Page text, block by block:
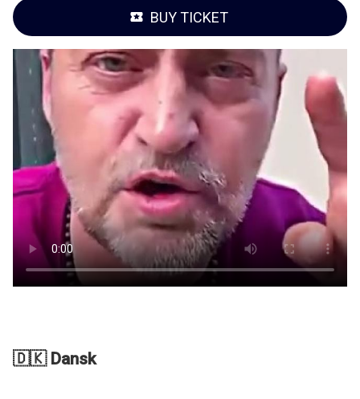
BUY TICKET
🇩🇰 Dansk